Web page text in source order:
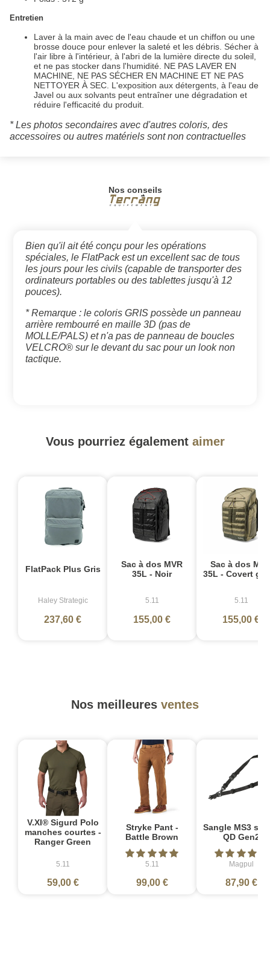
Entretien
Laver à la main avec de l'eau chaude et un chiffon ou une
brosse douce pour enlever la saleté et les débris. Sécher à
l'air libre à l'intérieur, à l'abri de la lumière directe du soleil,
et ne pas stocker dans l'humidité. NE PAS LAVER EN
MACHINE, NE PAS SÉCHER EN MACHINE ET NE PAS
NETTOYER À SEC. L'exposition aux détergents, à l'eau de
Javel ou aux solvants peut entraîner une dégradation et
réduire l'efficacité du produit.
* Les photos secondaires avec d'autres coloris, des
accessoires ou autres matériels sont non contractuelles
Nos conseils
Bien qu'il ait été conçu pour les opérations
spéciales, le FlatPack est un excellent sac de tous
les jours pour les civils (capable de transporter des
ordinateurs portables ou des tablettes jusqu'à 12
pouces).
* Remarque : le coloris GRIS possède un panneau
arrière rembourré en maille 3D (pas de
MOLLE/PALS) et n'a pas de panneau de boucles
VELCRO® sur le devant du sac pour un look non
tactique.
Vous pourriez également aimer
FlatPack Plus Gris
Haley Strategic
237,60 €
Sac à dos MVR
35L - Noir
5.11
155,00 €
Sac à dos
35L - Covert
5.11
155,00 €
Nos meilleures ventes
V.XI® Sigurd Polo
manches courtes -
Ranger Green
5.11
59,00 €
Stryke Pant -
Battle Brown
5.11
99,00 €
Sangle MS3
QD Gen2
Magpul
87,90 €